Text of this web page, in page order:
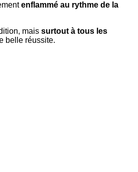
enflammé au rythme de la
mais surtout à tous les
belle réussite.